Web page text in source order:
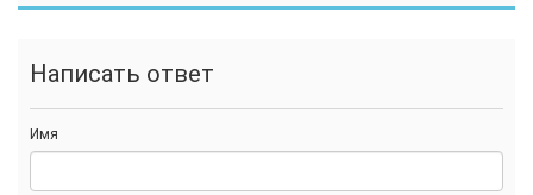
Написать ответ
Имя